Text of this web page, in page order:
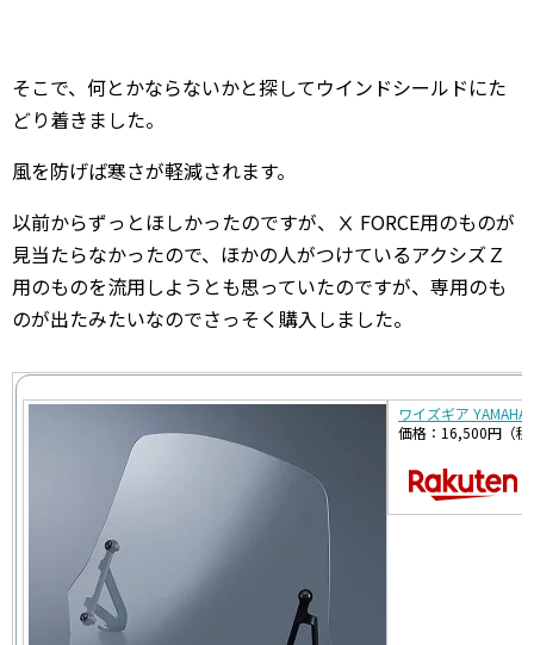
そこで、何とかならないかと探してウインドシールドにた
どり着きました。
風を防げば寒さが軽減されます。
以前からずっとほしかったのですが、Ⅹ FORCE用のものが
見当たらなかったので、ほかの人がつけているアクシズＺ
用のものを流用しようとも思っていたのですが、専用のも
のが出たみたいなのでさっそく購入しました。
ワイズギア
価格：16,500円（